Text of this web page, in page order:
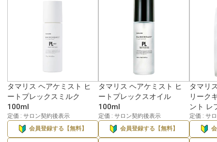
タマリス ヘアケミスト ヒ
ートプレックスミルク
100ml
定価 : サロン契約後表示
会員登録する【無料】
タマリス ヘアケミスト ヒ
ートプレックスオイル
100ml
定価 : サロン契約後表示
会員登録する【無料】
タマリ
リーク
ント レ
定価 : サ